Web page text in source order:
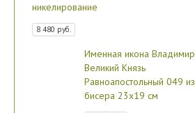
никелирование
8 480 руб.
Именная икона Владимир
Великий Князь
Равноапостольный 049 из
бисера 23х19 см